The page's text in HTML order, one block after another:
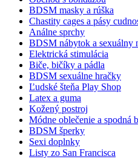
BDSM masky a rúška
Chastity cages a pásy
Análne sprchy
BDSM nábytok a sexuálny
Elektrická stimulácia
Biče, bičíky a pádla
BDSM sexuálne hračky
Ľudské šteňa Play Shop
Latex a guma
Kožený postroj
Módne oblečenie a spodná
BDSM šperky
Sexi doplnky
Listy zo San Francisca